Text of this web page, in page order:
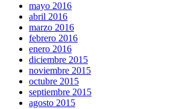
mayo 2016
abril 2016
marzo 2016
febrero 2016
enero 2016
diciembre 2015
noviembre 2015
octubre 2015
septiembre 2015
agosto 2015